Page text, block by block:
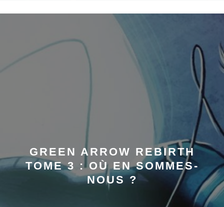
GREEN ARROW REBIRTH
TOME 3 : OÙ EN SOMMES-
NOUS ?